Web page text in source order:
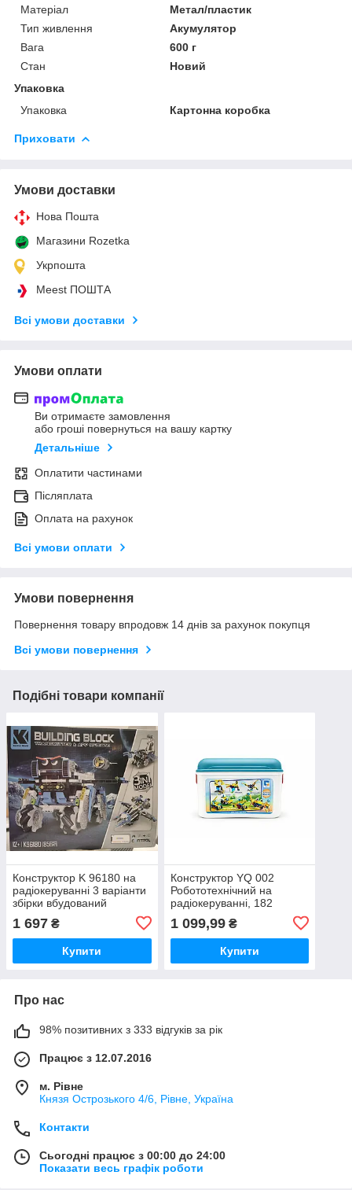
Матеріал
Метал/пластик
Тип живлення
Акумулятор
Вага
600 г
Стан
Новий
Упаковка
Упаковка
Картонна коробка
Приховати
Умови доставки
Нова Пошта
Магазини Rozetka
Укрпошта
Meest ПОШТА
Всі умови доставки
Умови оплати
Ви отримаєте замовлення
або гроші повернуться на вашу картку
Детальніше
Оплатити частинами
Післяплата
Оплата на рахунок
Всі умови оплати
Умови повернення
Повернення товару впродовж 14 днів за рахунок покупця
Всі умови повернення
Подібні товари компанії
Конструктор K 96180 на
радіокеруванні 3 варіанти
збірки вбудований
1 697 ₴
Купити
Конструктор YQ 002
Робототехнічний на
радіокеруванні, 182
деталі, акумулятор 3.7V у
боксі
1 099,99₴
Купити
Про нас
98% позитивних з 333 відгуків за рік
Працює з 12.07.2016
м. Рівне
Князя Острозького 4/6, Рівне, Україна
Контакти
Сьогодні працює з 00:00 до 24:00
Показати весь графік роботи